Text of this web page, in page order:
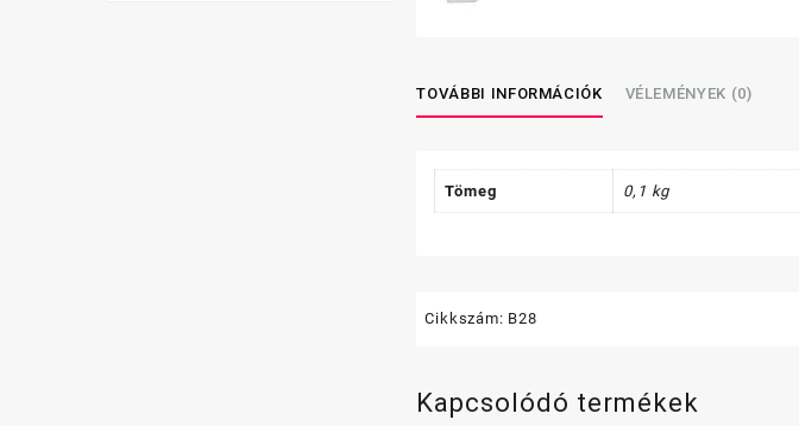
TOVÁBBI INFORMÁCIÓK VÉLEMÉNYEK (0)
Tömeg 0,1 kg
Cikkszám: B28
Kapcsolódó termékek